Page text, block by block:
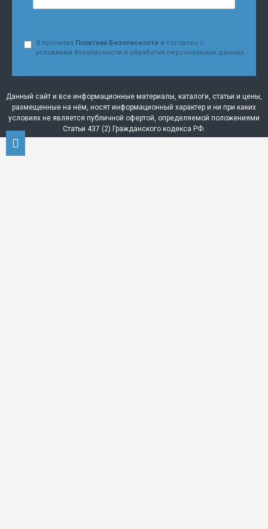
Я прочитал Политика Безопасности и согласен с
условиями безопасности и обработки персональных данных
Данный сайт и все информационные материалы, каталоги, статьи и цены,
размещенные на нём, носят информационный характер и ни при каких
условиях не является публичной офертой, определяемой положениями
Статьи 437 (2) Гражданского кодекса РФ.